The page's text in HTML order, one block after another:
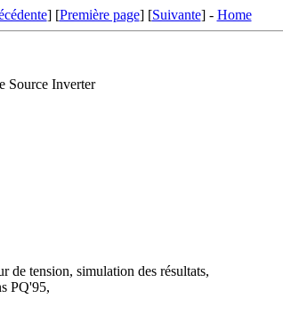
] [Première page] [Suivante] - Home
Source Inverter
de tension, simulation des résultats,
PQ'95,